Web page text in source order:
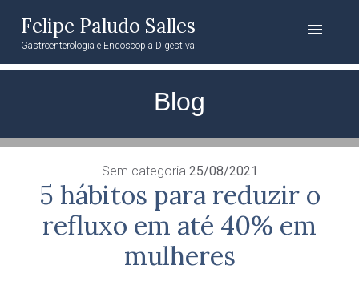
Felipe Paludo Salles
Gastroenterologia e Endoscopia Digestiva
menu
Blog
Sem categoria 25/08/2021
5 hábitos para reduzir o
refluxo em até 40% em
mulheres